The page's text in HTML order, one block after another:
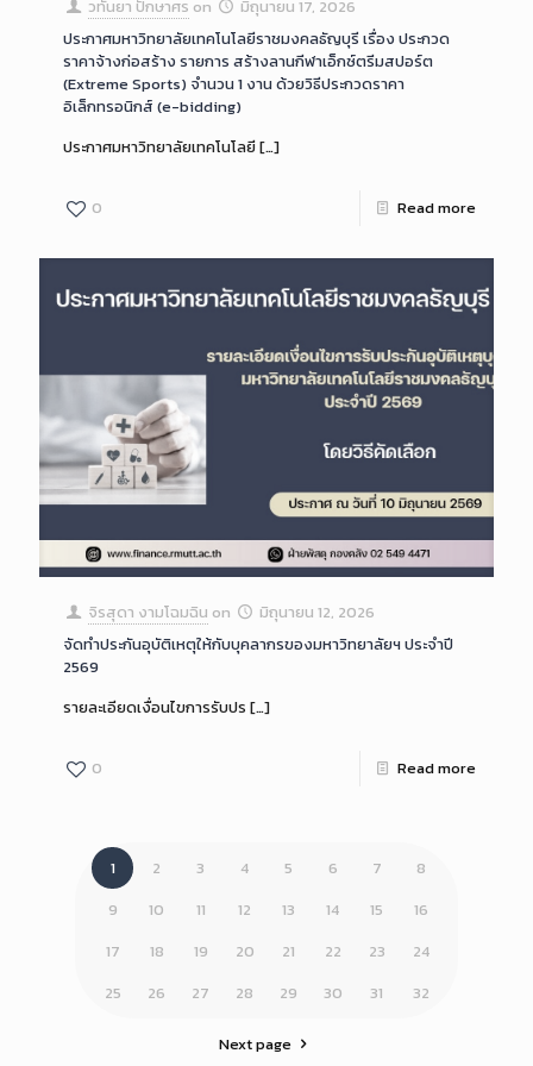
วทันยา ปักษาศร on
มิถุนายน 17, 2026
ประกาศมหาวิทยาลัยเทคโนโลยีราชมงคลธัญบุรี เรื่อง ประกวด
ราคาจ้างก่อสร้าง รายการ สร้างลานกีฬาเอ็กซ์ตรีมสปอร์ต
(Extreme Sports) จำนวน 1 งาน ด้วยวิธีประกวดราคา
อิเล็กทรอนิกส์ (e-bidding)
ประกาศมหาวิทยาลัยเทคโนโลยี[…]
0 Read more
จิรสุดา งามโฉมฉิน on
มิถุนายน 12, 2026
จัดทำประกันอุบัติเหตุให้กับบุคลากรของมหาวิทยาลัยฯ ประจำปี
2569
รายละเอียดเงื่อนไขการรับปร […]
0 Read more
1 2 3 4 5 6 7
8
9
10 11 12 13 14 15
16
17
18 19 20 21 22 23
24
25
26 27 28 29 30 31 32
Next page